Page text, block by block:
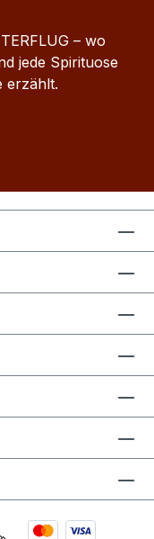
– wo
jede Spirituose
erzählt.